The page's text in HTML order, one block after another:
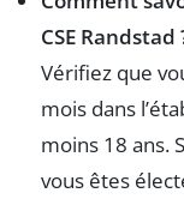
CSE Randstad
Vérifiez que
mois dans
moins 18 ans.
vous êtes